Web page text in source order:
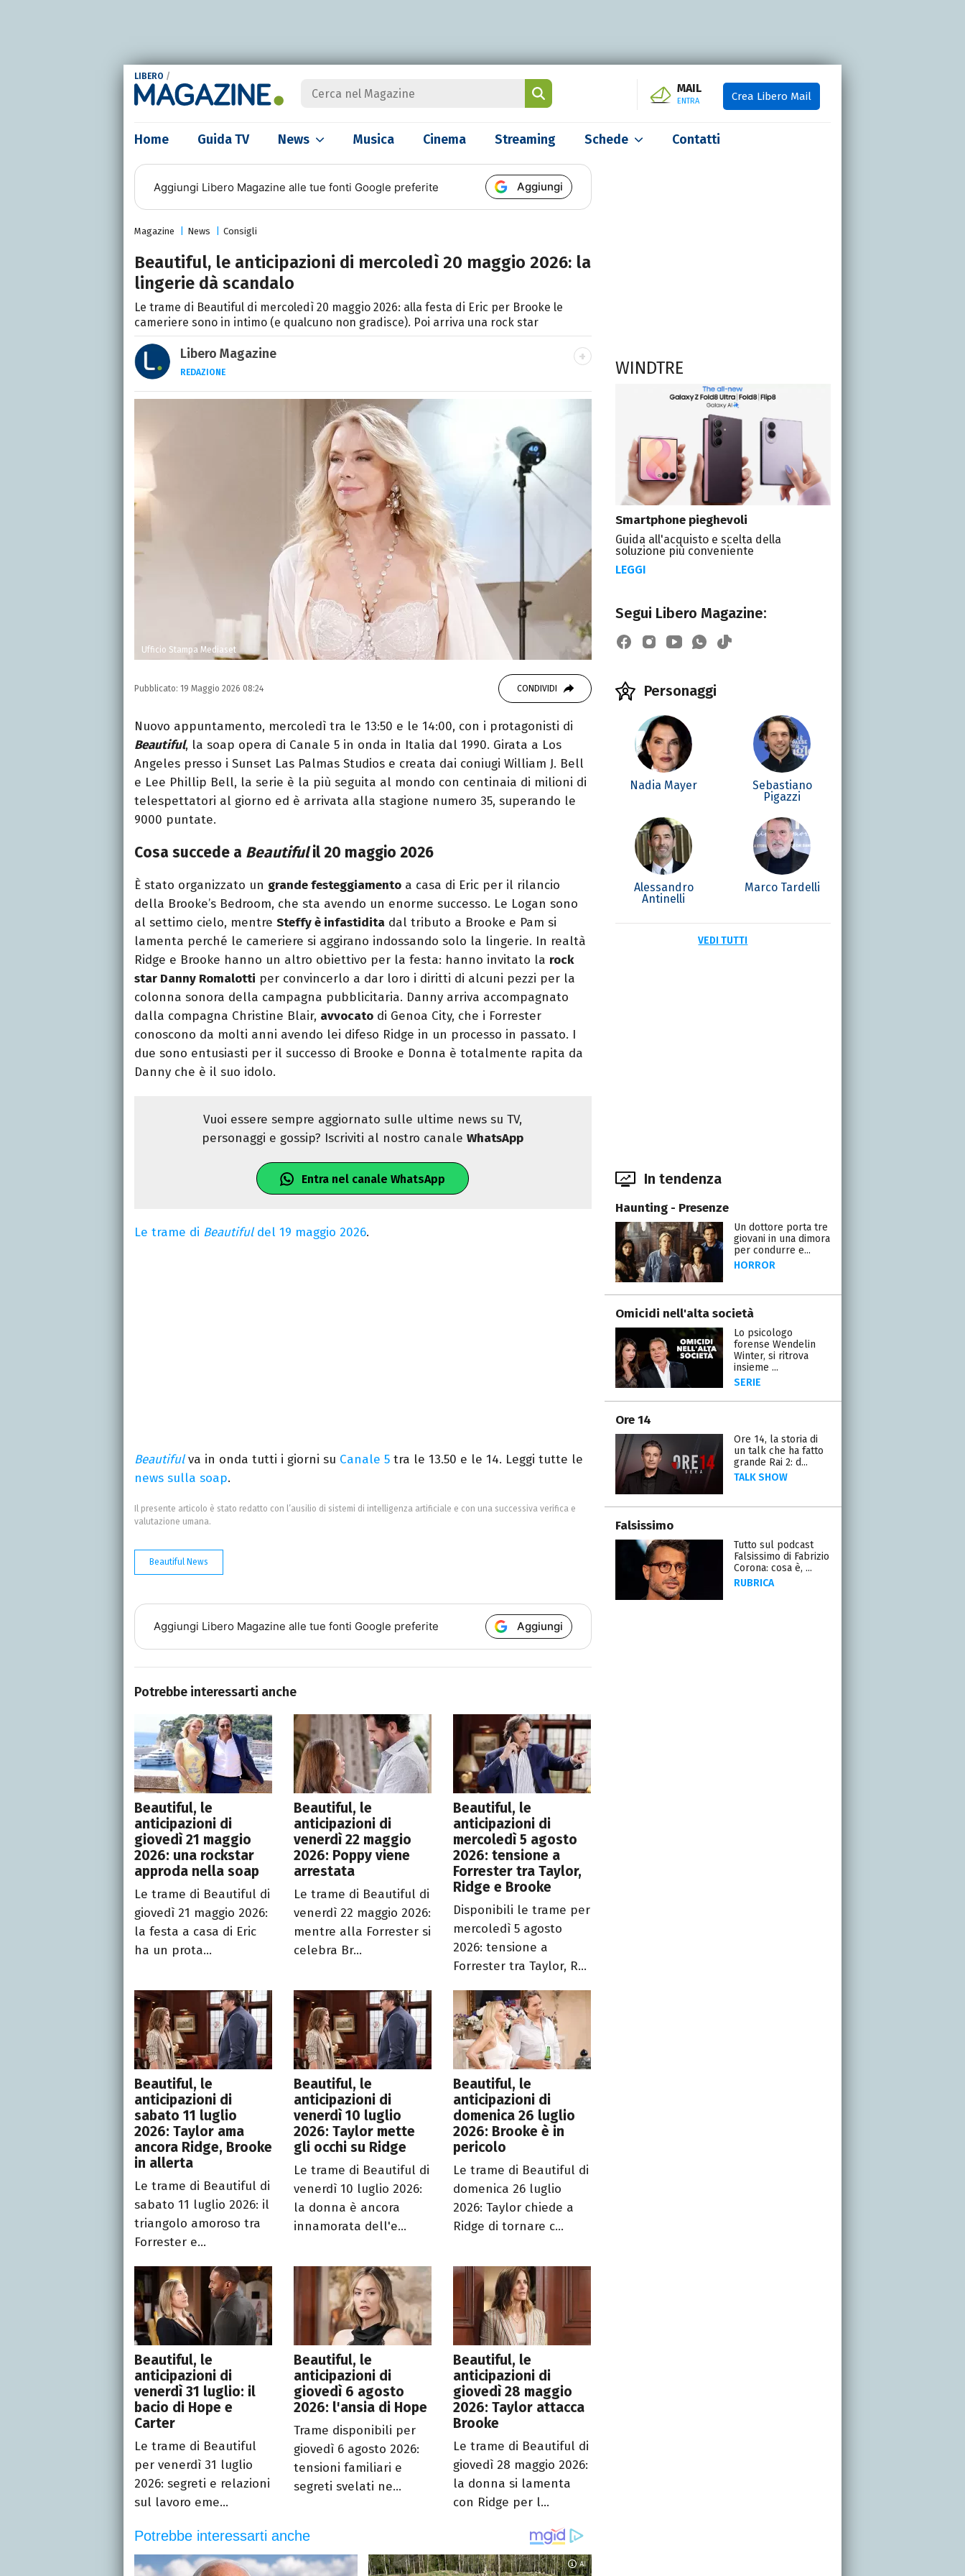
LIBERO /
MAIL
ENTRA Crea Libero Mail
Home Guida TV News Musica Cinema Streaming Schede Contatti
Aggiungi Libero Magazine alle tue fonti Google preferite Aggiungi
Magazine News Consigli
Beautiful, le anticipazioni di mercoledì 20 maggio 2026: la
lingerie dà scandalo
Le trame di Beautiful di mercoledì 20 maggio 2026: alla festa di Eric per Brooke le
cameriere sono in intimo (e qualcuno non gradisce). Poi arriva una rock star
Libero Magazine
REDAZIONE
E-MAIL
INSTAGRAM FACEBOOK
Libero Magazine è il canale del portale Libero.it dedicato al mondo
della televisione, dello spettacolo e del gossip.
Ufficio Stampa Mediaset
Pubblicato: 19 Maggio 2026 08:24 CONDIVIDI
Nuovo appuntamento, mercoledì tra le 13:50 e le 14:00, con i protagonisti di
Beautiful, la soap opera di Canale 5 in onda in Italia dal 1990. Girata a Los
Angeles presso i Sunset Las Palmas Studios e creata dai coniugi William J. Bell
e Lee Phillip Bell, la serie è la più seguita al mondo con centinaia di milioni di
telespettatori al giorno ed è arrivata alla stagione numero 35, superando le
9000 puntate.
Cosa succede a Beautifulil 20 maggio 2026
È stato organizzato un grande festeggiamento a casa di Eric per il rilancio
della Brooke’s Bedroom, che sta avendo un enorme successo. Le Logan sono
al settimo cielo, mentre Steffy è infastidita dal tributo a Brooke e Pam si
lamenta perché le cameriere si aggirano indossando solo la lingerie. In realtà
Ridge e Brooke hanno un altro obiettivo per la festa: hanno invitato la rock
star Danny Romalotti per convincerlo a dar loro i diritti di alcuni pezzi per la
colonna sonora della campagna pubblicitaria. Danny arriva accompagnato
dalla compagna Christine Blair, avvocato di Genoa City, che i Forrester
conoscono da molti anni avendo lei difeso Ridge in un processo in passato. I
due sono entusiasti per il successo di Brooke e Donna è totalmente rapita da
Danny che è il suo idolo.
Vuoi essere sempre aggiornato sulle ultime news su TV,
personaggi e gossip? Iscriviti al nostro canaleWhatsApp
Entra nel canale WhatsApp
Le trame di Beautifuldel 19 maggio 2026.
Beautifulva in onda tutti i giorni su Canale 5 tra le 13.50 e le 14. Leggi tutte le
news sulla soap.
Il presente articolo è stato redatto con l’ausilio di sistemi di intelligenza artificiale e con una successiva verifica e
valutazione umana.
Beautiful News
Aggiungi Libero Magazine alle tue fonti Google preferite Aggiungi
Potrebbe interessarti anche
Beautiful, le
anticipazioni di
giovedì 21 maggio
2026: una rockstar
approda nella soap
Le trame di Beautiful di
giovedì 21 maggio 2026:
la festa a casa di Eric
ha un prota...
Beautiful, le
anticipazioni di
venerdì 22 maggio
2026: Poppy viene
arrestata
Le trame di Beautiful di
venerdì 22 maggio 2026:
mentre alla Forrester si
celebra Br...
Beautiful, le
anticipazioni di
mercoledì 5 agosto
2026: tensione a
Forrester tra Taylor,
Ridge e Brooke
Disponibili le trame per
mercoledì 5 agosto
2026: tensione a
Forrester tra Taylor, R...
Beautiful, le
anticipazioni di
sabato 11 luglio
2026: Taylor ama
ancora Ridge, Brooke
in allerta
Le trame di Beautiful di
sabato 11 luglio 2026: il
triangolo amoroso tra
Forrester e...
Beautiful, le
anticipazioni di
venerdì 10 luglio
2026: Taylor mette
gli occhi su Ridge
Le trame di Beautiful di
venerdì 10 luglio 2026:
la donna è ancora
innamorata dell'e...
Beautiful, le
anticipazioni di
domenica 26 luglio
2026: Brooke è in
pericolo
Le trame di Beautiful di
domenica 26 luglio
2026: Taylor chiede a
Ridge di tornare c...
Beautiful, le
anticipazioni di
venerdì 31 luglio: il
bacio di Hope e
Carter
Le trame di Beautiful
per venerdì 31 luglio
2026: segreti e relazioni
sul lavoro eme...
Beautiful, le
anticipazioni di
giovedì 6 agosto
2026: l'ansia di Hope
Trame disponibili per
giovedì 6 agosto 2026:
tensioni familiari e
segreti svelati ne...
Beautiful, le
anticipazioni di
giovedì 28 maggio
2026: Taylor attacca
Brooke
Le trame di Beautiful di
giovedì 28 maggio 2026:
la donna si lamenta
con Ridge per l...
WINDTRE
Smartphone pieghevoli
Guida all'acquisto e scelta della
soluzione più conveniente
LEGGI
Segui Libero Magazine:
Personaggi
Nadia Mayer
Sebastiano
Pigazzi
Alessandro
Antinelli
Marco Tardelli
VEDI TUTTI
In tendenza
Haunting - Presenze
Un dottore porta tre
giovani in una dimora
per condurre e...
HORROR
Omicidi nell'alta società
Lo psicologo
forense Wendelin
Winter, si ritrova
insieme ...
SERIE
Ore 14
Ore 14, la storia di
un talk che ha fatto
grande Rai 2: d...
TALK SHOW
Falsissimo
Tutto sul podcast
Falsissimo di Fabrizio
Corona: cosa è, ...
RUBRICA